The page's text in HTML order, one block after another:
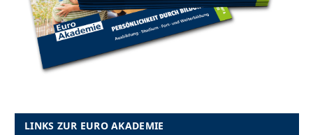
LINKS ZUR EURO AKADEMIE